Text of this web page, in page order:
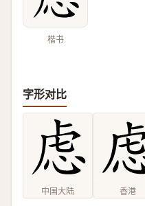
楷书
字形对比
中国大陆 香港